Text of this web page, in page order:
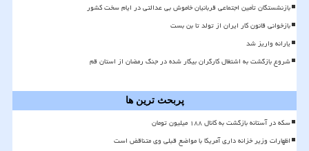
بازنشستگان تأمین اجتماعی قربانیان خاموش بی عدالتی در ایام سخت کشور
بازخوانی قانون کار ایران از تولد تا بن بست
یارانه واریز شد
شروع بازگشت به اشتغال کارگران بیکار شده در جنگ رمضان از استان قم
پربحث ترین ها
سکه در آستانه بازگشت به کانال ۱۸۸ میلیون تومان
اظهارات وزیر خزانه داری آمریکا با مواضع قبلی وی متناقض است